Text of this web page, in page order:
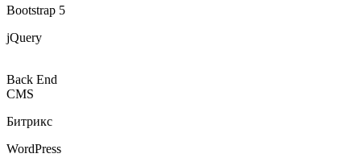
Bootstrap 5
jQuery
Back End
CMS
Битрикс
WordPress